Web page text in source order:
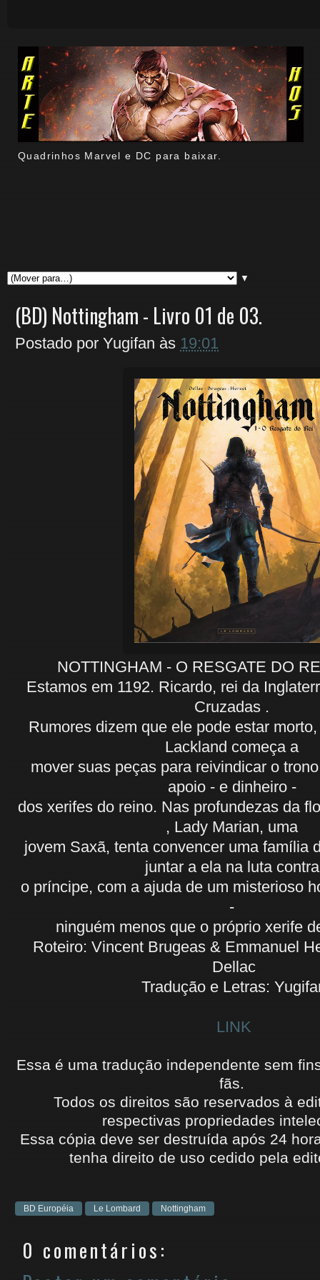
Quadrinhos Marvel e DC para baixar.
▼
(BD) Nottingham - Livro 01 de 03.
Postado por Yugifan às 19:01
NOTTINGHAM - O RESGATE DO
Estamos em 1192. Ricardo, rei da
Cruzadas .
Rumores dizem que ele pode estar
Lackland começa a
mover suas peças para reivindicar o
apoio - e dinheiro -
dos xerifes do reino. Nas profundezas da
, Lady Marian, uma
jovem Saxã, tenta convencer uma família
juntar a ela na luta
o príncipe, com a ajuda de um misterioso
-
ninguém menos que o próprio xerife
Roteiro: Vincent Brugeas & Emmanuel
Dellac
Tradução e Letras:
LINK
Essa é uma tradução independente sem
fãs.
Todos os direitos são reservados à
respectivas propriedades
Essa cópia deve ser destruída após 24
tenha direito de uso cedido pela
BD Européia Le Lombard Nottingham
0 comentários: